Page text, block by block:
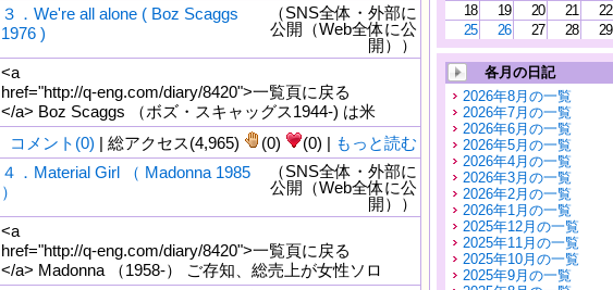
３．We're all alone ( Boz Scaggs
1976 )
（SNS全体・外部に
公開（Web全体に公
開））
<a
href="http://q-eng.com/diary/8420">一覧頁に戻る
</a> Boz Scaggs （ボズ・スキャッグス1944-) は米
コメント(0) | 総アクセス(4,965) (0) (0) | もっと読む
４．Material Girl （ Madonna 1985
）
（SNS全体・外部に
公開（Web全体に公
開））
<a
href="http://q-eng.com/diary/8420">一覧頁に戻る
</a> Madonna （1958-） ご存知、総売上が女性ソロ
18
19 20 21 22
25
26 27 28 29
各月の日記
2026年8月の一覧
2026年7月の一覧
2026年6月の一覧
2026年5月の一覧
2026年4月の一覧
2026年3月の一覧
2026年2月の一覧
2026年1月の一覧
2025年12月の一覧
2025年11月の一覧
2025年10月の一覧
2025年9月の一覧